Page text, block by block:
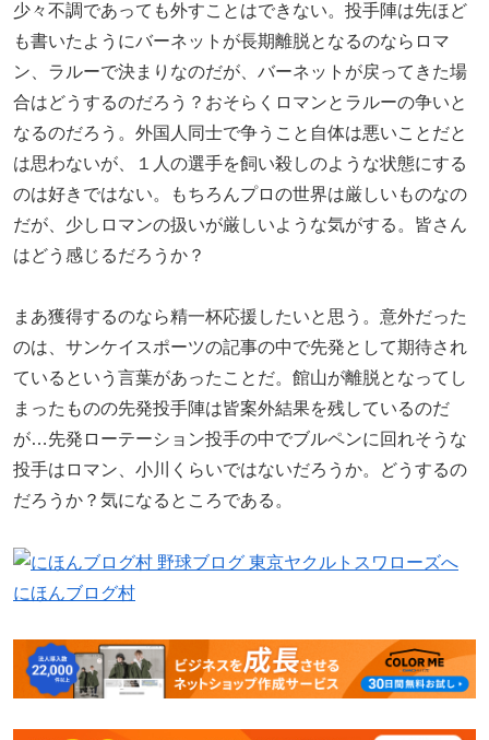
少々不調であっても外すことはできない。投手陣は先ほど
も書いたようにバーネットが長期離脱となるのならロマ
ン、ラルーで決まりなのだが、バーネットが戻ってきた場
合はどうするのだろう？おそらくロマンとラルーの争いと
なるのだろう。外国人同士で争うこと自体は悪いことだと
は思わないが、１人の選手を飼い殺しのような状態にする
のは好きではない。もちろんプロの世界は厳しいものなの
だが、少しロマンの扱いが厳しいような気がする。皆さん
はどう感じるだろうか？
まあ獲得するのなら精一杯応援したいと思う。意外だった
のは、サンケイスポーツの記事の中で先発として期待され
ているという言葉があったことだ。館山が離脱となってし
まったものの先発投手陣は皆案外結果を残しているのだ
が…先発ローテーション投手の中でブルペンに回れそうな
投手はロマン、小川くらいではないだろうか。どうするの
だろうか？気になるところである。
にほんブログ村